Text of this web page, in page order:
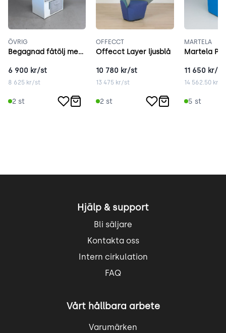
ÖVRIG
Begagnad fåtölj med hög rygg grå
6 900 kr/st
8 625 kr/st
2 st
OFFECCT
Offecct Layer ljusblå
10 780 kr/st
13 475 kr/st
2 st
MARTELA
Martela
11 650 kr/st
14 562.50kr/
5 st
Hjälp & support
Bli säljare
Kontakta oss
Intern cirkulation
FAQ
Vårt hållbara arbete
Varumärken